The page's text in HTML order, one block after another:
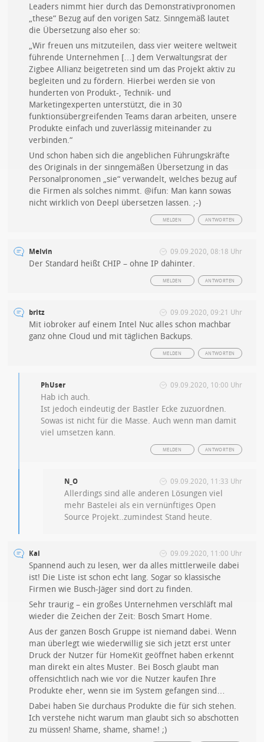
Leaders nimmt hier durch das Demonstrativpronomen
„these“ Bezug auf den vorigen Satz. Sinngemäß lautet
die Übersetzung also eher so:
„Wir freuen uns mitzuteilen, dass vier weitere weltweit
führende Unternehmen […] dem Verwaltungsrat der
Zigbee Allianz beigetreten sind um das Projekt aktiv zu
begleiten und zu fördern. Hierbei werden sie von
hunderten von Produkt-, Technik- und
Marketingexperten unterstützt, die in 30
funktionsübergreifenden Teams daran arbeiten, unsere
Produkte einfach und zuverlässig miteinander zu
verbinden.“
Und schon haben sich die angeblichen Führungskräfte
des Originals in der sinngemäßen Übersetzung in das
Personalpronomen „sie“ verwandelt, welches bezug auf
die Firmen als solches nimmt. @ifun: Man kann sowas
nicht wirklich von Deepl übersetzen lassen. ;-)
ANTWORTEN
MELDEN
Melvin 09.09.2020, 08:18 Uhr
Der Standard heißt CHIP – ohne IP dahinter.
ANTWORTEN
MELDEN
britz 09.09.2020, 09:21 Uhr
Mit iobroker auf einem Intel Nuc alles schon machbar
ganz ohne Cloud und mit täglichen Backups.
ANTWORTEN
MELDEN
PhUser 09.09.2020, 10:00 Uhr
Hab ich auch.
Ist jedoch eindeutig der Bastler Ecke zuzuordnen.
Sowas ist nicht für die Masse. Auch wenn man damit
viel umsetzen kann.
ANTWORTEN
MELDEN
N_O 09.09.2020, 11:33 Uhr
Allerdings sind alle anderen Lösungen viel
mehr Bastelei als ein vernünftiges Open
Source Projekt..zumindest Stand heute.
Kai 09.09.2020, 11:00 Uhr
Spannend auch zu lesen, wer da alles mittlerweile dabei
ist! Die Liste ist schon echt lang. Sogar so klassische
Firmen wie Busch-Jäger sind dort zu finden.
Sehr traurig – ein großes Unternehmen verschläft mal
wieder die Zeichen der Zeit: Bosch Smart Home.
Aus der ganzen Bosch Gruppe ist niemand dabei. Wenn
man überlegt wie wiederwillig sie sich jetzt erst unter
Druck der Nutzer für HomeKit geöffnet haben erkennt
man direkt ein altes Muster. Bei Bosch glaubt man
offensichtlich nach wie vor die Nutzer kaufen Ihre
Produkte eher, wenn sie im System gefangen sind…
Dabei haben Sie durchaus Produkte die für sich stehen.
Ich verstehe nicht warum man glaubt sich so abschotten
zu müssen! Shame, shame, shame! ;)